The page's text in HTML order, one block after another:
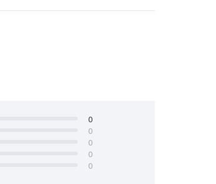
경기 화성시 병점구
0
0
0
0
0